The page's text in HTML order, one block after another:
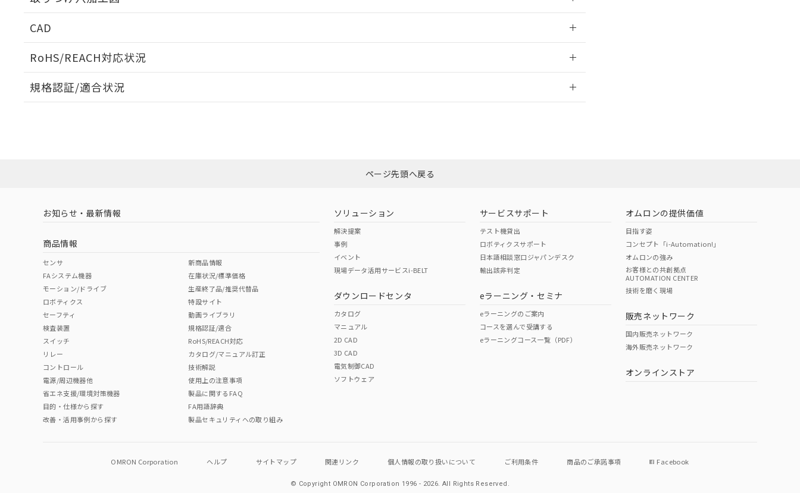
CAD
RoHS/REACH対応状況
EU RoHS 注意事項・凡例
ダウンロードはこちら
中国 RoHS 注意事項・凡例
中国 RoHS表
Pb Hg Cr(VI)
O O
"対応済み"や非含有の記載がされた商品であっても、流通在庫等で未対応品が混在する可能性があります。
非含有品が必要な際は、弊社営業部門もしくは販売店へお問い合わせください。
規格認証/適合状況
（イギリス
（ノルウェー
（日本
（アメリカ
この製品の規格認証/適合状況ページへ
その他の認証はこちらのページからご検索ください
ページ先頭へ戻る
お知らせ・最新情報
商品情報
センサ
FAシステム機器
モーション/ドライブ
ロボティクス
セーフティ
検査装置
スイッチ
リレー
コントロール
電源/周辺機器他
省エネ支援/環境対策機器
目的・仕様から探す
改善・活用事例から探す
新商品情報
在庫状況/標準価格
生産終了品/推奨代替品
特設サイト
動画ライブラリ
規格認証/適合
RoHS/REACH対応
カタログ/マニュアル訂正
技術解説
使用上の注意事項
製品に関するFAQ
FA用語辞典
製品セキュリティへの取り組み
ソリューション
解決提案
事例
イベント
現場データ活用サービスi-BELT
ダウンロードセンタ
カタログ
マニュアル
2D CAD
3D CAD
電気制御CAD
ソフトウェア
サービスサポート
テスト機貸出
ロボティクスサポート
日本語相談窓口ジャパンデスク
輸出該非判定
eラーニング・セミナ
eラーニングのご案内
コースを選んで受講する
eラーニングコース一覧（PDF）
オムロンの提供価値
目指す姿
コンセプト「i-Automation!」
オムロンの強み
お客様との共創拠点
AUTOMATION CENTER
技術を磨く現場
販売ネットワーク
国内販売ネットワーク
海外販売ネットワーク
オンラインストア
OMRON Corporation ヘルプ サイトマップ 関連リンク 個人情報の取り扱いについて ご利用条件 商品のご承諾事項 Facebook
© Copyright OMRON Corporation 1996 - 2026.All Rights Reserved.